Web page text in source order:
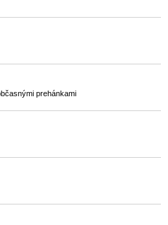
prehánkami